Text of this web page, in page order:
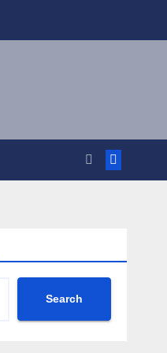
Search